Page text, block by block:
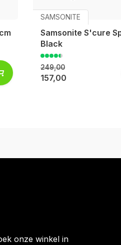
SAMSONITE
Samsonite S'cure
Black
249,00
157,00
onze winkel in